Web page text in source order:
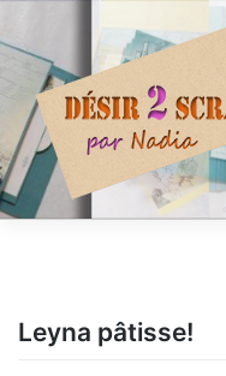
content
Leyna pâtisse!